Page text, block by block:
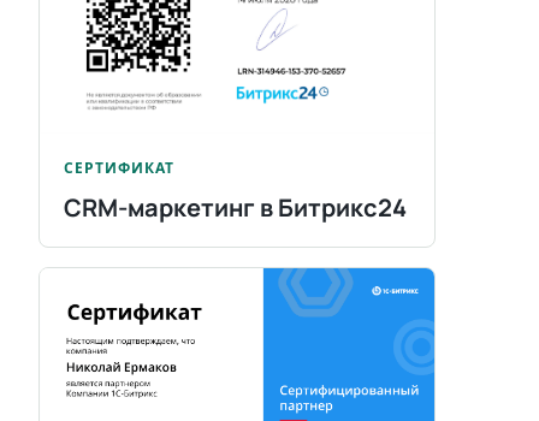
СЕРТИФИКАТ
CRM-маркетинг в Битрикс24